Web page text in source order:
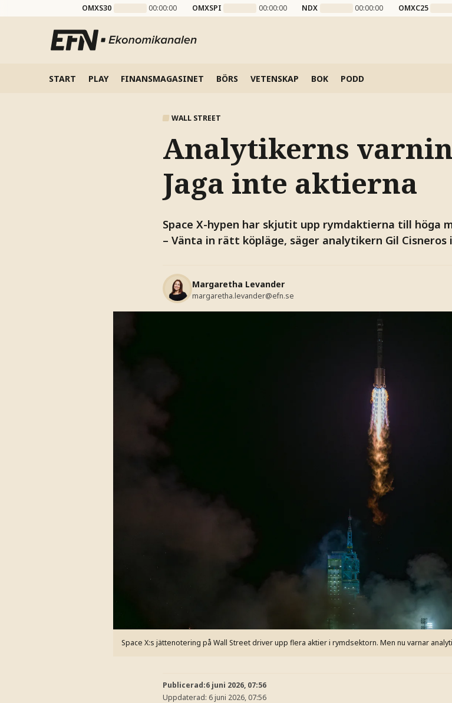
OMXS30 00:00:00 OMXSPI 00:00:00 NDX 00:00:00 OMXC25
START PLAY FINANSMAGASINET BÖRS VETENSKAP BOK PODD
WALL STREET
Analytikerns
Jaga inte aktierna
Space X-hypen har skjutit upp rymdaktierna till höga
– Vänta in rätt köpläge, säger analytikern Gil Cisneros
Margaretha Levander
margaretha.levander@efn.se
Space X:s jättenotering på Wall Street driver upp flera aktier i rymdsektorn. Men nu varnar
Publicerad:6 juni 2026, 07:56
Uppdaterad: 6 juni 2026, 07:56